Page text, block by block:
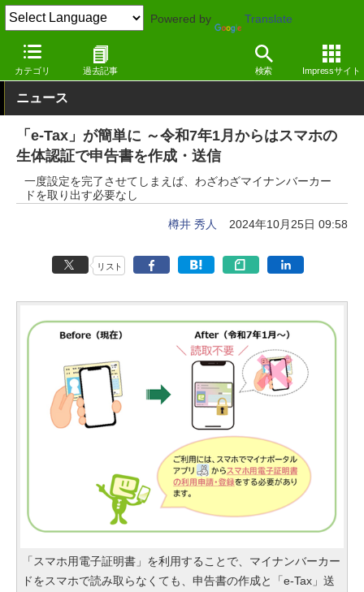
Powered by Translate
カテゴリ 過去記事 検索 Impressサイト
窓の杜 オフィス・ドキュメント
ニュース
「e-Tax」が簡単に ～令和7年1月からはスマホの
生体認証で申告書を作成・送信
一度設定を完了させてしまえば、わざわざマイナンバーカー
ドを取り出す必要なし
樽井 秀人 2024年10月25日 09:58
リスト
「スマホ用電子証明書」を利用することで、マイナンバーカー
ドをスマホで読み取らなくても、申告書の作成と「e-Tax」送